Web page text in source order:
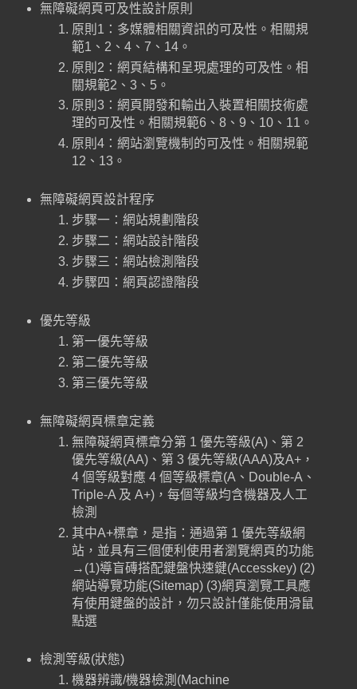
無障礙網頁可及性設計原則
原則1：多媒體相關資訊的可及性。相關規
範1、2、4、7、14。
原則2：網頁結構和呈現處理的可及性。相
關規範2、3、5。
原則3：網頁開發和輸出入裝置相關技術處
理的可及性。相關規範6、8、9、10、11。
原則4：網站瀏覽機制的可及性。相關規範
12、13。
無障礙網頁設計程序
步驟一：網站規劃階段
步驟二：網站設計階段
步驟三：網站檢測階段
步驟四：網頁認證階段
優先等級
第一優先等級
第二優先等級
第三優先等級
無障礙網頁標章定義
無障礙網頁標章分第 1 優先等級(A)、第 2
優先等級(AA)、第 3 優先等級(AAA)及A+，
4 個等級對應 4 個等級標章(A、Double-A、
Triple-A 及 A+)，每個等級均含機器及人工
檢測
其中A+標章，是指：通過第 1 優先等級網
站，並具有三個便利使用者瀏覽網頁的功能
→(1)導盲磚搭配鍵盤快速鍵(Accesskey) (2)
網站導覽功能(Sitemap) (3)網頁瀏覽工具應
有使用鍵盤的設計，勿只設計僅能使用滑鼠
點選
檢測等級(狀態)
機器辨識/機器檢測(Machine